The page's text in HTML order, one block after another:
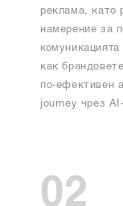
реклама, като
намерение за
как
по-ефективен
journey чрез
02